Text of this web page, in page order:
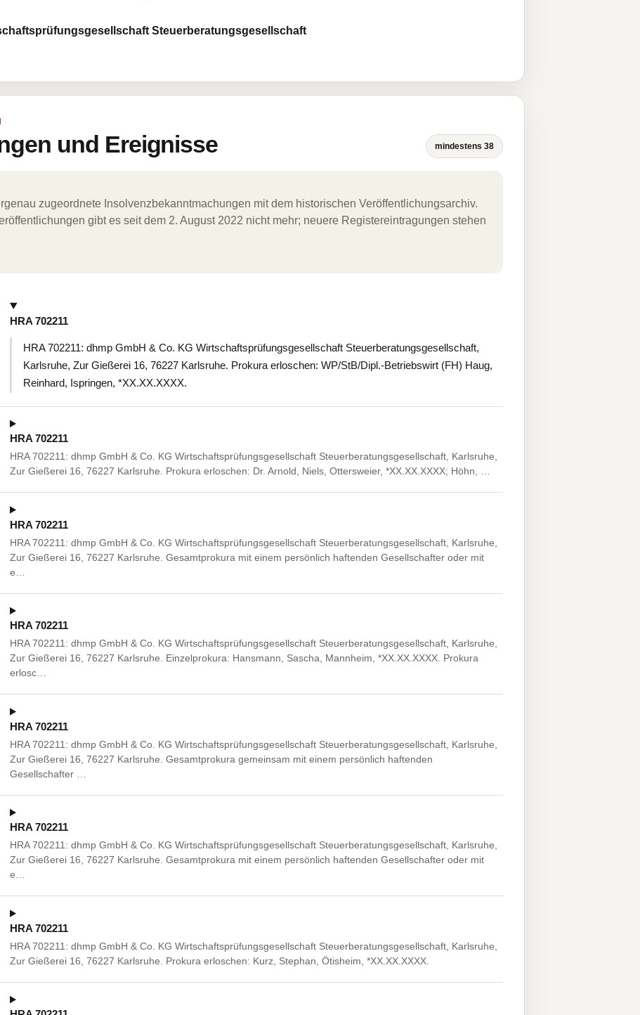
Steuerberatungsgesellschaft
und Ereignisse mindestens 38
zugeordnete Insolvenzbekanntmachungen mit dem historischen Veröffentlichungsarchiv.
gibt es seit dem 2. August 2022 nicht mehr; neuere Registereintragungen stehen
HRA 702211
HRA 702211: dhmp GmbH & Co. KG Wirtschaftsprüfungsgesellschaft Steuerberatungsgesellschaft,
Karlsruhe, Zur Gießerei 16, 76227 Karlsruhe. Prokura erloschen: WP/StB/Dipl.-Betriebswirt (FH) Haug,
Reinhard, Ispringen, *XX.XX.XXXX.
HRA 702211
HRA 702211: dhmp GmbH & Co. KG Wirtschaftsprüfungsgesellschaft Steuerberatungsgesellschaft, Karlsruhe,
Zur Gießerei 16, 76227 Karlsruhe. Prokura erloschen: Dr. Arnold, Niels, Ottersweier, *XX.XX.XXXX; Höhn, …
HRA 702211
HRA 702211: dhmp GmbH & Co. KG Wirtschaftsprüfungsgesellschaft Steuerberatungsgesellschaft, Karlsruhe,
Zur Gießerei 16, 76227 Karlsruhe. Gesamtprokura mit einem persönlich haftenden Gesellschafter oder mit
e…
HRA 702211
HRA 702211: dhmp GmbH & Co. KG Wirtschaftsprüfungsgesellschaft Steuerberatungsgesellschaft, Karlsruhe,
Zur Gießerei 16, 76227 Karlsruhe. Einzelprokura: Hansmann, Sascha, Mannheim, *XX.XX.XXXX. Prokura
erlosc…
HRA 702211
HRA 702211: dhmp GmbH & Co. KG Wirtschaftsprüfungsgesellschaft Steuerberatungsgesellschaft, Karlsruhe,
Zur Gießerei 16, 76227 Karlsruhe. Gesamtprokura gemeinsam mit einem persönlich haftenden
Gesellschafter …
HRA 702211
HRA 702211: dhmp GmbH & Co. KG Wirtschaftsprüfungsgesellschaft Steuerberatungsgesellschaft, Karlsruhe,
Zur Gießerei 16, 76227 Karlsruhe. Gesamtprokura mit einem persönlich haftenden Gesellschafter oder mit
e…
HRA 702211
HRA 702211: dhmp GmbH & Co. KG Wirtschaftsprüfungsgesellschaft Steuerberatungsgesellschaft, Karlsruhe,
Zur Gießerei 16, 76227 Karlsruhe. Prokura erloschen: Kurz, Stephan, Ötisheim, *XX.XX.XXXX.